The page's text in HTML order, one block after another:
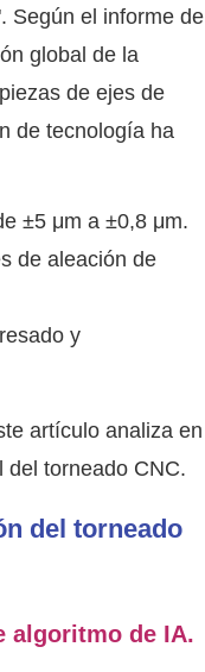
Según el informe de
global de la
de ejes de
de tecnología ha
±5 μm a ±0,8 μm.
de aleación de
y
artículo analiza en
del torneado CNC.
del torneado
algoritmo de IA.